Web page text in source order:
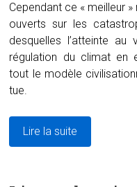
Cependant ce « meilleur
ouverts sur les
desquelles l’atteinte
régulation du climat en
tout le modèle
tue.
Lire la suite